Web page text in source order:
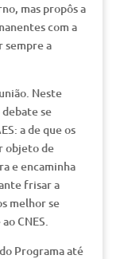
mas propôs a
com a
sempre a
Neste
se
a de que os
objeto de
e encaminha
frisar a
melhor se
CNES.
Programa até